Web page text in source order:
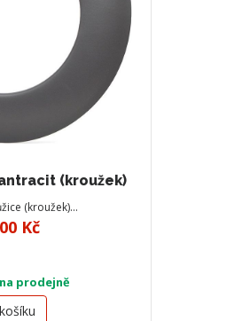
(kroužek)
(kroužek)…
Kč
prodejně